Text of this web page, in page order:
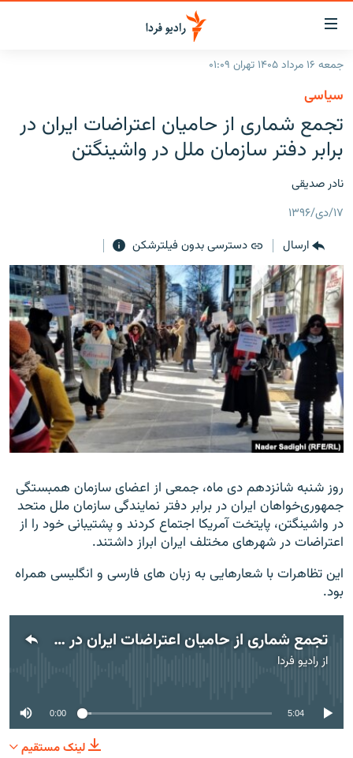
لینک‌های
قابلیت
دسترسی
بازگشت
منوی
اصلی
رفتن
به
صفحه
جهان
فرکانس‌ها
پادکست
چندرسانه‌ای
گزارش‌های تصویری
گزارش‌های ویدئویی
زنان فردا
English
به ما بپیوندید
زبان‌های دیگر
جمعه ۱۶ مرداد ۱۴۰۵ تهران ۰۱:۰۹
سیاسی
تجمع شماری از حامیان اعتراضات ایران در
برابر دفتر سازمان ملل در واشینگتن
نادر صدیقی
۱۷/دی/۱۳۹۶
ارسال
دسترسی بدون فیلترشکن
روز شنبه شانزدهم دی ماه، جمعی از اعضای سازمان همبستگی
جمهوری‌خواهان ایران در برابر دفتر نمایندگی سازمان ملل متحد
در واشینگتن، پایتخت آمریکا اجتماع کردند و پشتیبانی خود را از
اعتراضات در شهرهای مختلف ایران ابراز داشتند.
این تظاهرات با شعارهایی به زبان های فارسی و انگلیسی همراه
بود.
تجمع شماری از حامیان اعتراضات ایران در برابر دفتر سازمان ملل در واشینگتن
ازرادیو فردا
0:00 5:04
لینک مستقیم